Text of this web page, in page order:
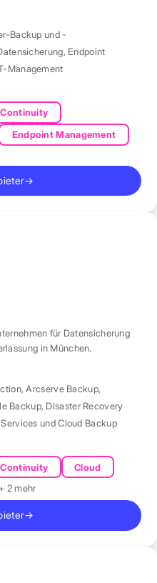
Backup und -
, Endpoint
Management
Continuity
Endpoint Management
→
für Datensicherung
in München.
,Arcserve Backup,
Backup, Disaster Recovery
und Cloud Backup
Continuity
Cloud
+ 2 mehr
→